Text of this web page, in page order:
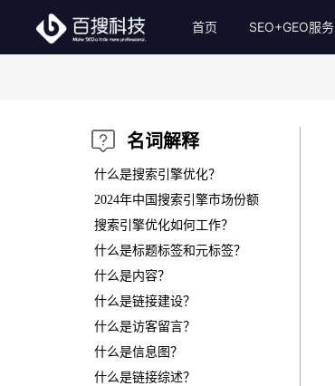
首页 SEO+GEO服务
名词解释
什么是搜索引擎优化？
2024年中国搜索引擎市场份额
搜索引擎优化如何工作？
什么是标题标签和元标签？
什么是内容？
什么是链接建设？
什么是访客留言？
什么是信息图？
什么是链接综述？